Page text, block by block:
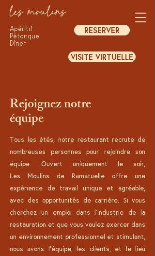
les moulins
Apéritif
Pétanque
​Dîner
RESERVER
VISITE VIRTUELLE
Rejoignez notre
équipe
Tous les étés, notre restaurant recrute de
nombreuses personnes pour rejoindre son
équipe. Ouvert uniquement le soir,
Les Moulins de Ramatuelle offre une
expérience de travail unique et agréable,
avec des opportunités de carrière. Si vous
cherchez un emploi dans l'industrie de la
restauration et que vous voulez exercer dans
un environnement professionnel et stimulant,
nous avons l'équipe, les clients, et le lieu